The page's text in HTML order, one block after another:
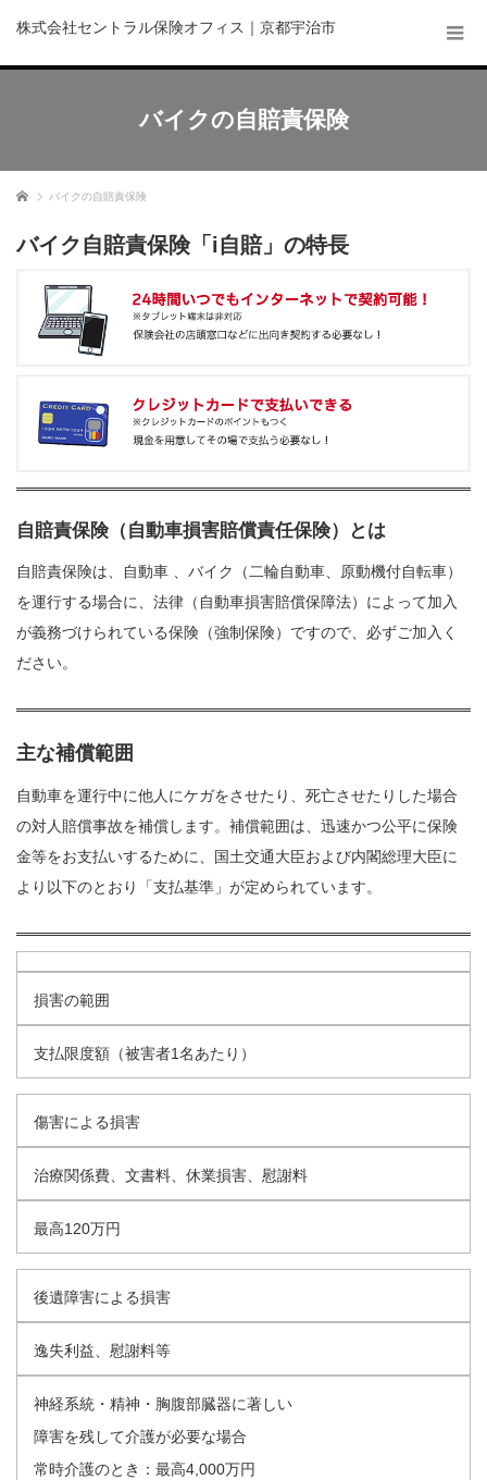
株式会社セントラル保険オフィス｜京都宇治市
バイクの自賠責保険
ホーム バイクの自賠責保険
バイク自賠責保険「i自賠」の特長
自賠責保険（自動車損害賠償責任保険）とは
自賠責保険は、自動車 、バイク（二輪自動車、原動機付自転車）
を運行する場合に、法律（自動車損害賠償保障法）によって加入
が義務づけられている保険（強制保険）ですので、必ずご加入く
ださい。
主な補償範囲
自動車を運行中に他人にケガをさせたり、死亡させたりした場合
の対人賠償事故を補償します。補償範囲は、迅速かつ公平に保険
金等をお支払いするために、国土交通大臣および内閣総理大臣に
より以下のとおり「支払基準」が定められています。
損害の範囲
支払限度額（被害者1名あたり）
傷害による損害
治療関係費、文書料、休業損害、慰謝料
最高120万円
後遺障害による損害
逸失利益、慰謝料等
神経系統・精神・胸腹部臓器に著しい
障害を残して介護が必要な場合
常時介護のとき：最高4,000万円